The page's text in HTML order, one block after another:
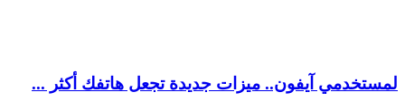
لمستخدمي آيفون.. ميزات جديدة تجعل هاتفك أكثر ...